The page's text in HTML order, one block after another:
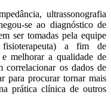
ultrassonografia
se ao diagnóstico de
ser tomadas pela equipe
fisioterapeuta) a fim de
melhorar a qualidade de
correlacionar os dados de
para procurar tornar mais
prática clínica de outros